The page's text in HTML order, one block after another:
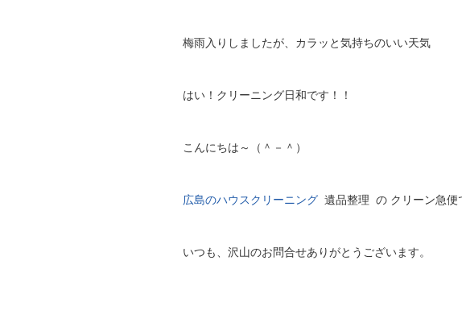
梅雨入りしましたが、カラッと気持ちのいい天気
はい！クリーニング日和です！！
こんにちは～（＾－＾）
広島のハウスクリーニング 遺品整理 の クリーン急便
いつも、沢山のお問合せありがとうございます。